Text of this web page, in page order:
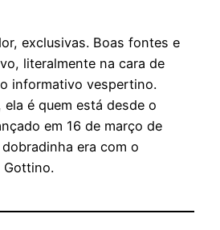
exclusivas. Boas fontes e
literalmente na cara de
informativo vespertino.
é quem está desde o
em 16 de março de
era com o
Gottino.